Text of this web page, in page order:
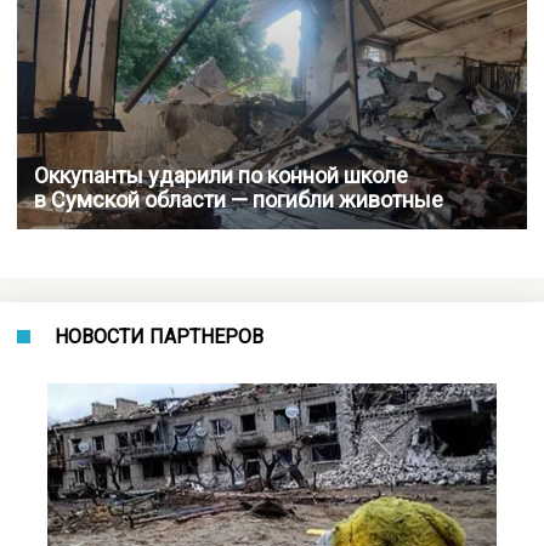
Оккупанты ударили по конной школе
в Сумской области — погибли животные
НОВОСТИ ПАРТНЕРОВ